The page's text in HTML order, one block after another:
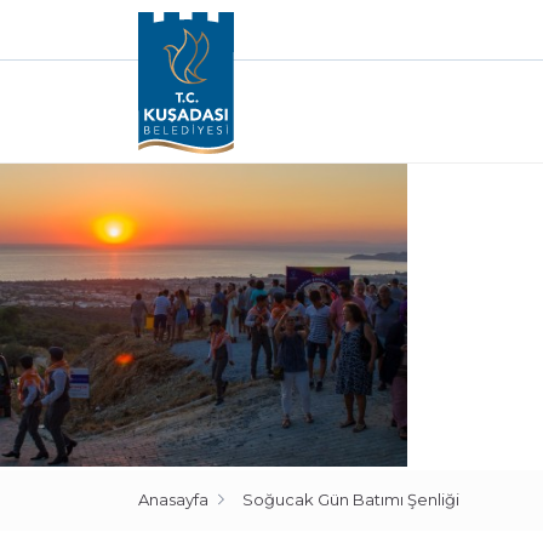
Anasayfa Soğucak Gün Batımı Şenliği